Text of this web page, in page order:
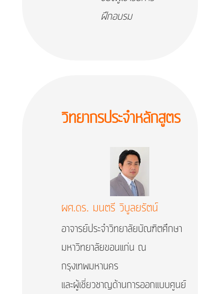
ฝึกอบรม
วิทยากรประจำหลักสูตร
ผศ.ดร. มนตรี วิบูลยรัตน์
อาจารย์ประจำวิทยาลัยบัณฑิตศึกษา
มหาวิทยาลัยขอนแก่น ณ
กรุงเทพมหานคร
และผู้เชี่ยวชาญด้านการออกแบบศูนย์